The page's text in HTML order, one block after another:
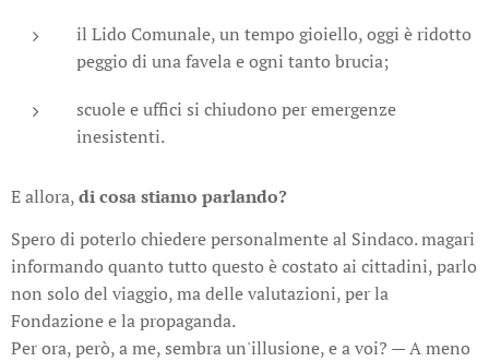
il Lido Comunale, un tempo gioiello, oggi è ridotto
peggio di una favela e ogni tanto brucia;
scuole e uffici si chiudono per emergenze
inesistenti.
E allora,di cosa stiamo parlando?
Spero di poterlo chiedere personalmente al Sindaco. magari
informando quanto tutto questo è costato ai cittadini, parlo
non solo del viaggio, ma delle valutazioni, per la
Fondazione e la propaganda.
Per ora, però, a me, sembra un'illusione, e a voi? — A meno